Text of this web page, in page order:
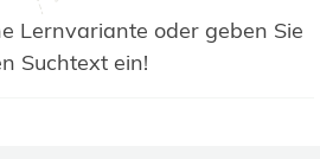
Lernvariante oder geben Sie
Suchtext ein!